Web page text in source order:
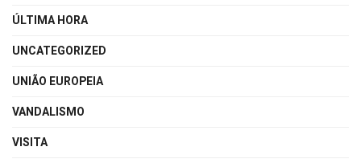
ÚLTIMA HORA
UNCATEGORIZED
UNIÃO EUROPEIA
VANDALISMO
VISITA